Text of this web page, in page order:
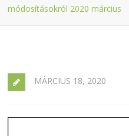
módosításokról 2020 március
MÁRCIUS 18, 2020